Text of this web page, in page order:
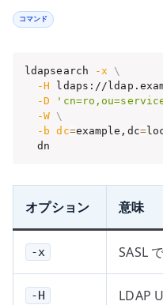
コマンド
ldapsearch -x
\
-H ldaps://
-D
-W \
-b
dc=example,dc=
  dn
オプション 意味
-x SASL
-H LDAP